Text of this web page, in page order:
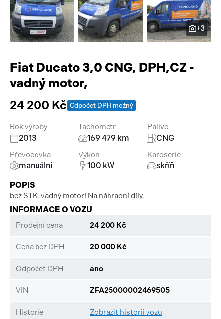
Pracovní stroje
Náhradní díly
Příslušenství
Auto a život
Videa
+3
Fiat Ducato 3,0 CNG, DPH,CZ -
vadný motor,
24 200 Kč Odpočet DPH možný
Rok výroby
2013
Tachometr
169 479 km
Palivo
CNG
Převodovka
manuální
Výkon
100 kW
Karoserie
skříň
POPIS
bez STK, vadný motor! Na náhradní díly,
INFORMACE O VOZU
Prodejní cena 24 200 Kč
Cena bez DPH 20 000 Kč
Odpočet DPH ano
VIN ZFA25000002469505
Historie Zobrazit historii vozu